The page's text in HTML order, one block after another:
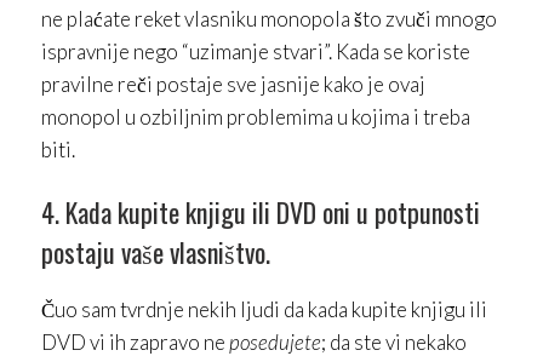
ne plaćate reket vlasniku monopola što zvuči mnogo
ispravnije nego “uzimanje stvari”. Kada se koriste
pravilne reči postaje sve jasnije kako je ovaj
monopol u ozbiljnim problemima u kojima i treba
biti.
4. Kada kupite knjigu ili DVD oni u potpunosti
postaju vaše vlasništvo.
Čuo sam tvrdnje nekih ljudi da kada kupite knjigu ili
DVD vi ih zapravo ne posedujete; da ste vi nekako